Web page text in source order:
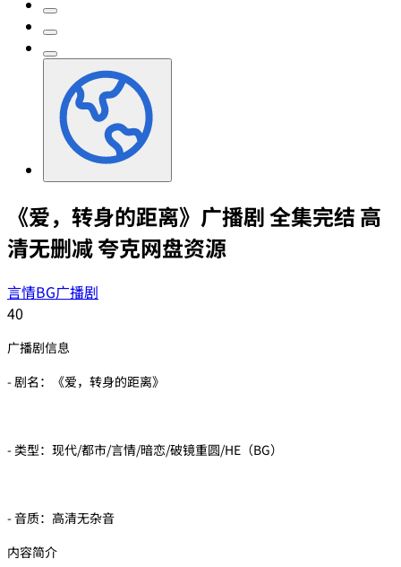
《爱，转身的距离》广播剧 全集完结 高
清无删减 夸克网盘资源
言情BG广播剧
40
广播剧信息
- 剧名：《爱，转身的距离》
- 类型：现代/都市/言情/暗恋/破镜重圆/HE（BG）
- 音质：高清无杂音
内容简介